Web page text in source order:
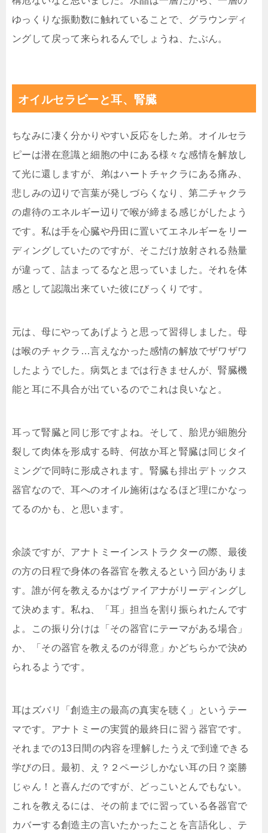
ゆっくりな振動数に触れていることで、グラウンディ
ングして戻って来られるんでしょうね、たぶん。
オイルセラピーと耳、腎臓
ちなみに凄く分かりやすい反応をした弟。オイルセラ
ピーは潜在意識と細胞の中にある様々な感情を解放し
て光に還しますが、弟はハートチャクラにある痛み、
悲しみの辺りで言葉が発しづらくなり、第二チャクラ
の虐待のエネルギー辺りで喉が締まる感じがしたよう
です。私は手を心臓や丹田に置いてエネルギーをリー
ディングしていたのですが、そこだけ放射される熱量
が違って、詰まってるなと思っていました。それを体
感として認識出来ていた彼にびっくりです。
元は、母にやってあげようと思って習得しました。母
は喉のチャクラ…言えなかった感情の解放でザワザワ
したようでした。病気とまでは行きませんが、腎臓機
能と耳に不具合が出ているのでこれは良いなと。
耳って腎臓と同じ形ですよね。そして、胎児が細胞分
裂して肉体を形成する時、何故か耳と腎臓は同じタイ
ミングで同時に形成されます。腎臓も排出デトックス
器官なので、耳へのオイル施術はなるほど理にかなっ
てるのかも、と思います。
余談ですが、アナトミーインストラクターの際、最後
の方の日程で身体の各器官を教えるという回がありま
す。誰が何を教えるかはヴァイアナがリーディングし
て決めます。私ね、「耳」担当を割り振られたんです
よ。この振り分けは「その器官にテーマがある場合」
か、「その器官を教えるのが得意」かどちらかで決め
られるようです。
耳はズバリ「創造主の最高の真実を聴く」というテー
マです。アナトミーの実質的最終日に習う器官です。
それまでの13日間の内容を理解したうえで到達できる
学びの日。最初、え？２ページしかない耳の日？楽勝
じゃん！と喜んだのですが、どっこいとんでもない。
これを教えるには、その前までに習っている各器官で
カバーする創造主の言いたかったことを言語化し、テ